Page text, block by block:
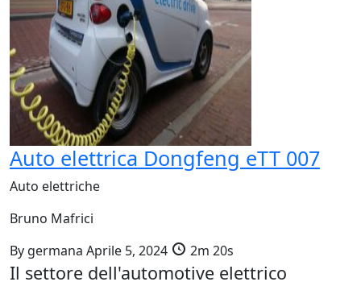
Auto elettrica Dongfeng eTT 007
Auto elettriche
Bruno Mafrici
By germana Aprile 5, 2024 2m 20s
Il settore dell'automotive elettrico